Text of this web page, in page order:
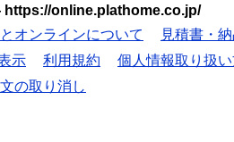
https://online.plathome.co.jp/
オンラインについて
見積書・
示
利用規約
個人情報取り扱
の取り消し